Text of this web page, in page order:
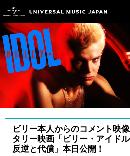
ビリー本人からのコメント映
タリー映画「ビリー・アイド
反逆と代償」本日公開！